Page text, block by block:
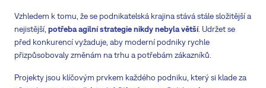
Vzhledem k tomu, že se podnikatelská krajina stává stále složitější a
nejistější, potřeba agilní strategie nikdy nebyla větší. Udržet se
před konkurencí vyžaduje, aby moderní podniky rychle
přizpůsobovaly změnám na trhu a potřebám zákazníků.
Projekty jsou klíčovým prvkem každého podniku, který si klade za